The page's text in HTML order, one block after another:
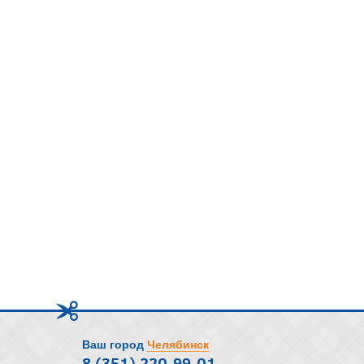
Ваш город Челябинск